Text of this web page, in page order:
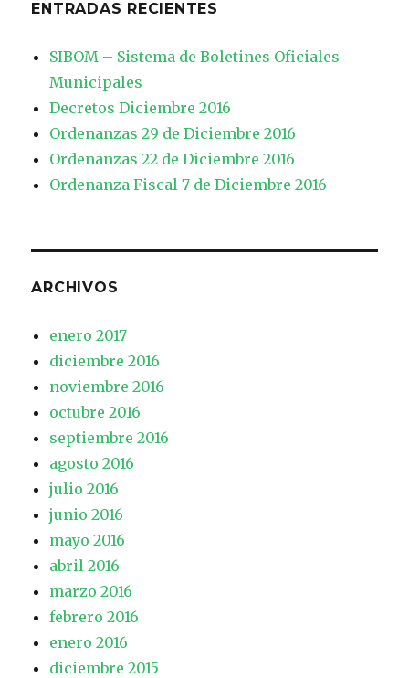
ENTRADAS RECIENTES
SIBOM – Sistema de Boletines Oficiales
Municipales
Decretos Diciembre 2016
Ordenanzas 29 de Diciembre 2016
Ordenanzas 22 de Diciembre 2016
Ordenanza Fiscal 7 de Diciembre 2016
ARCHIVOS
enero 2017
diciembre 2016
noviembre 2016
octubre 2016
septiembre 2016
agosto 2016
julio 2016
junio 2016
mayo 2016
abril 2016
marzo 2016
febrero 2016
enero 2016
diciembre 2015